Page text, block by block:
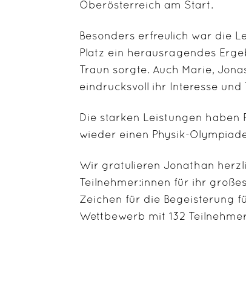
Oberösterreich am Start.
Besonders erfreulich war die
Platz ein herausragendes
Traun sorgte. Auch Marie,
eindrucksvoll ihr Interesse und
Die starken Leistungen haben
wieder einen Physik-
Wir gratulieren Jonathan
Teilnehmer:innen für ihr
Zeichen für die Begeisterung
Wettbewerb mit
132